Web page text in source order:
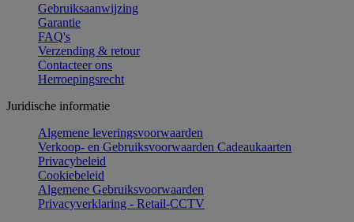
Gebruiksaanwijzing
Garantie
FAQ's
Verzending & retour
Contacteer ons
Herroepingsrecht
Juridische informatie
Algemene leveringsvoorwaarden
Verkoop- en Gebruiksvoorwaarden Cadeaukaarten
Privacybeleid
Cookiebeleid
Algemene Gebruiksvoorwaarden
Privacyverklaring - Retail-CCTV